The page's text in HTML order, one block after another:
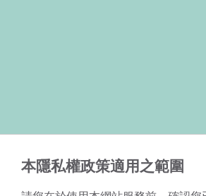
本隱私權政策適用之範圍